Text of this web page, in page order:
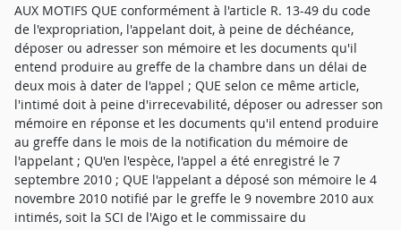
AUX MOTIFS QUE conformément à l'article R. 13-49 du code
de l'expropriation, l'appelant doit, à peine de déchéance,
déposer ou adresser son mémoire et les documents qu'il
entend produire au greffe de la chambre dans un délai de
deux mois à dater de l'appel ; QUE selon ce même article,
l'intimé doit à peine d'irrecevabilité, déposer ou adresser son
mémoire en réponse et les documents qu'il entend produire
au greffe dans le mois de la notification du mémoire de
l'appelant ; QU'en l'espèce, l'appel a été enregistré le 7
septembre 2010 ; QUE l'appelant a déposé son mémoire le 4
novembre 2010 notifié par le greffe le 9 novembre 2010 aux
intimés, soit la SCI de l'Aigo et le commissaire du